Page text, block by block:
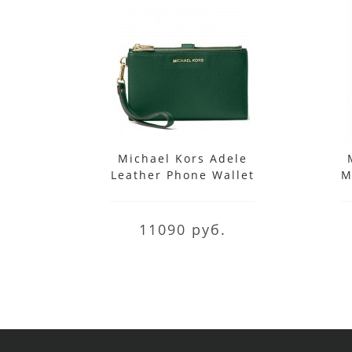
Michael Kors Adele
Leather Phone Wallet
11090 руб.